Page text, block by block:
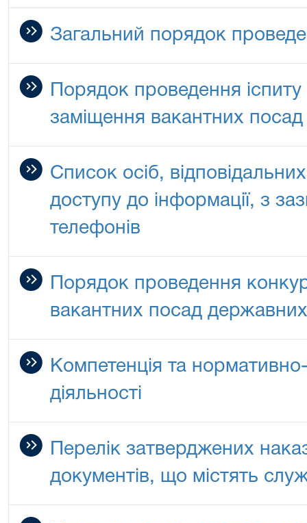
Загальний порядок
Порядок проведення іспиту
заміщення вакантних
Список осіб,
доступу до інформації, з
телефонів
Порядок проведення
вакантних посад
Компетенція та
діяльності
Перелік затверджених
документів, що містять